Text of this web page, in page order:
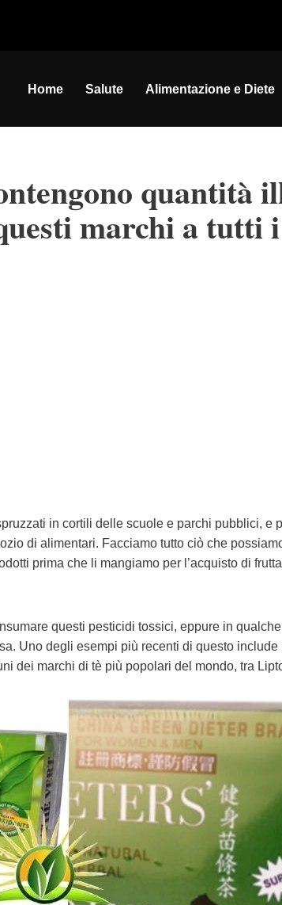
Home Salute Alimentazione e Diete
quantità
marchi a tutti
in cortili delle scuole e parchi pubblici, e
di alimentari. Facciamo tutto ciò che
prima che li mangiamo per l’acquisto di
questi pesticidi tossici, eppure in
Uno degli esempi più recenti di questo include
dei marchi di tè più popolari del mondo, tra